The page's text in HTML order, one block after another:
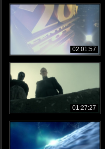
02:01:57
01:27:27